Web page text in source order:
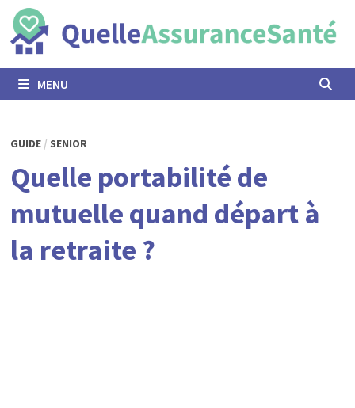
Passer
au
contenu
MENU
GUIDE/ SENIOR
Quelle portabilité de
mutuelle quand départ à
la retraite ?